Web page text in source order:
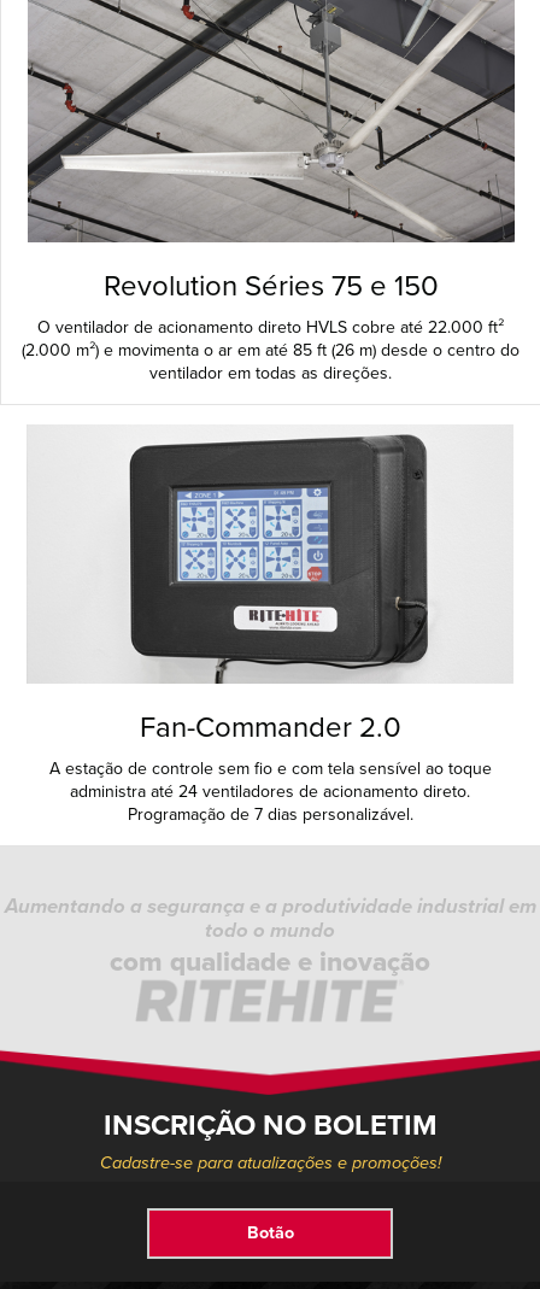
Revolution Séries 75 e 150
O ventilador de acionamento direto HVLS cobre até 22.000 ft²
(2.000 m²) e movimenta o ar em até 85 ft (26 m) desde o centro do
ventilador em todas as direções.
Fan-Commander 2.0
A estação de controle sem fio e com tela sensível ao toque
administra até 24 ventiladores de acionamento direto.
Programação de 7 dias personalizável.
Aumentando a segurança e a produtividade industrial em
todo o mundo
com qualidade e inovação
INSCRIÇÃO NO BOLETIM
Cadastre-se para atualizações e promoções!
Botão